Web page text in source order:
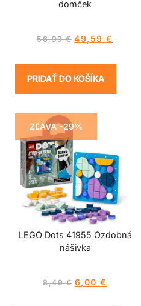
domček
56,99€ 49,59€
PRIDAŤ DO KOŠÍKA
ZĽAVA -29%
LEGO Dots 41955 Ozdobná
nášivka
8,49€ 6,00€